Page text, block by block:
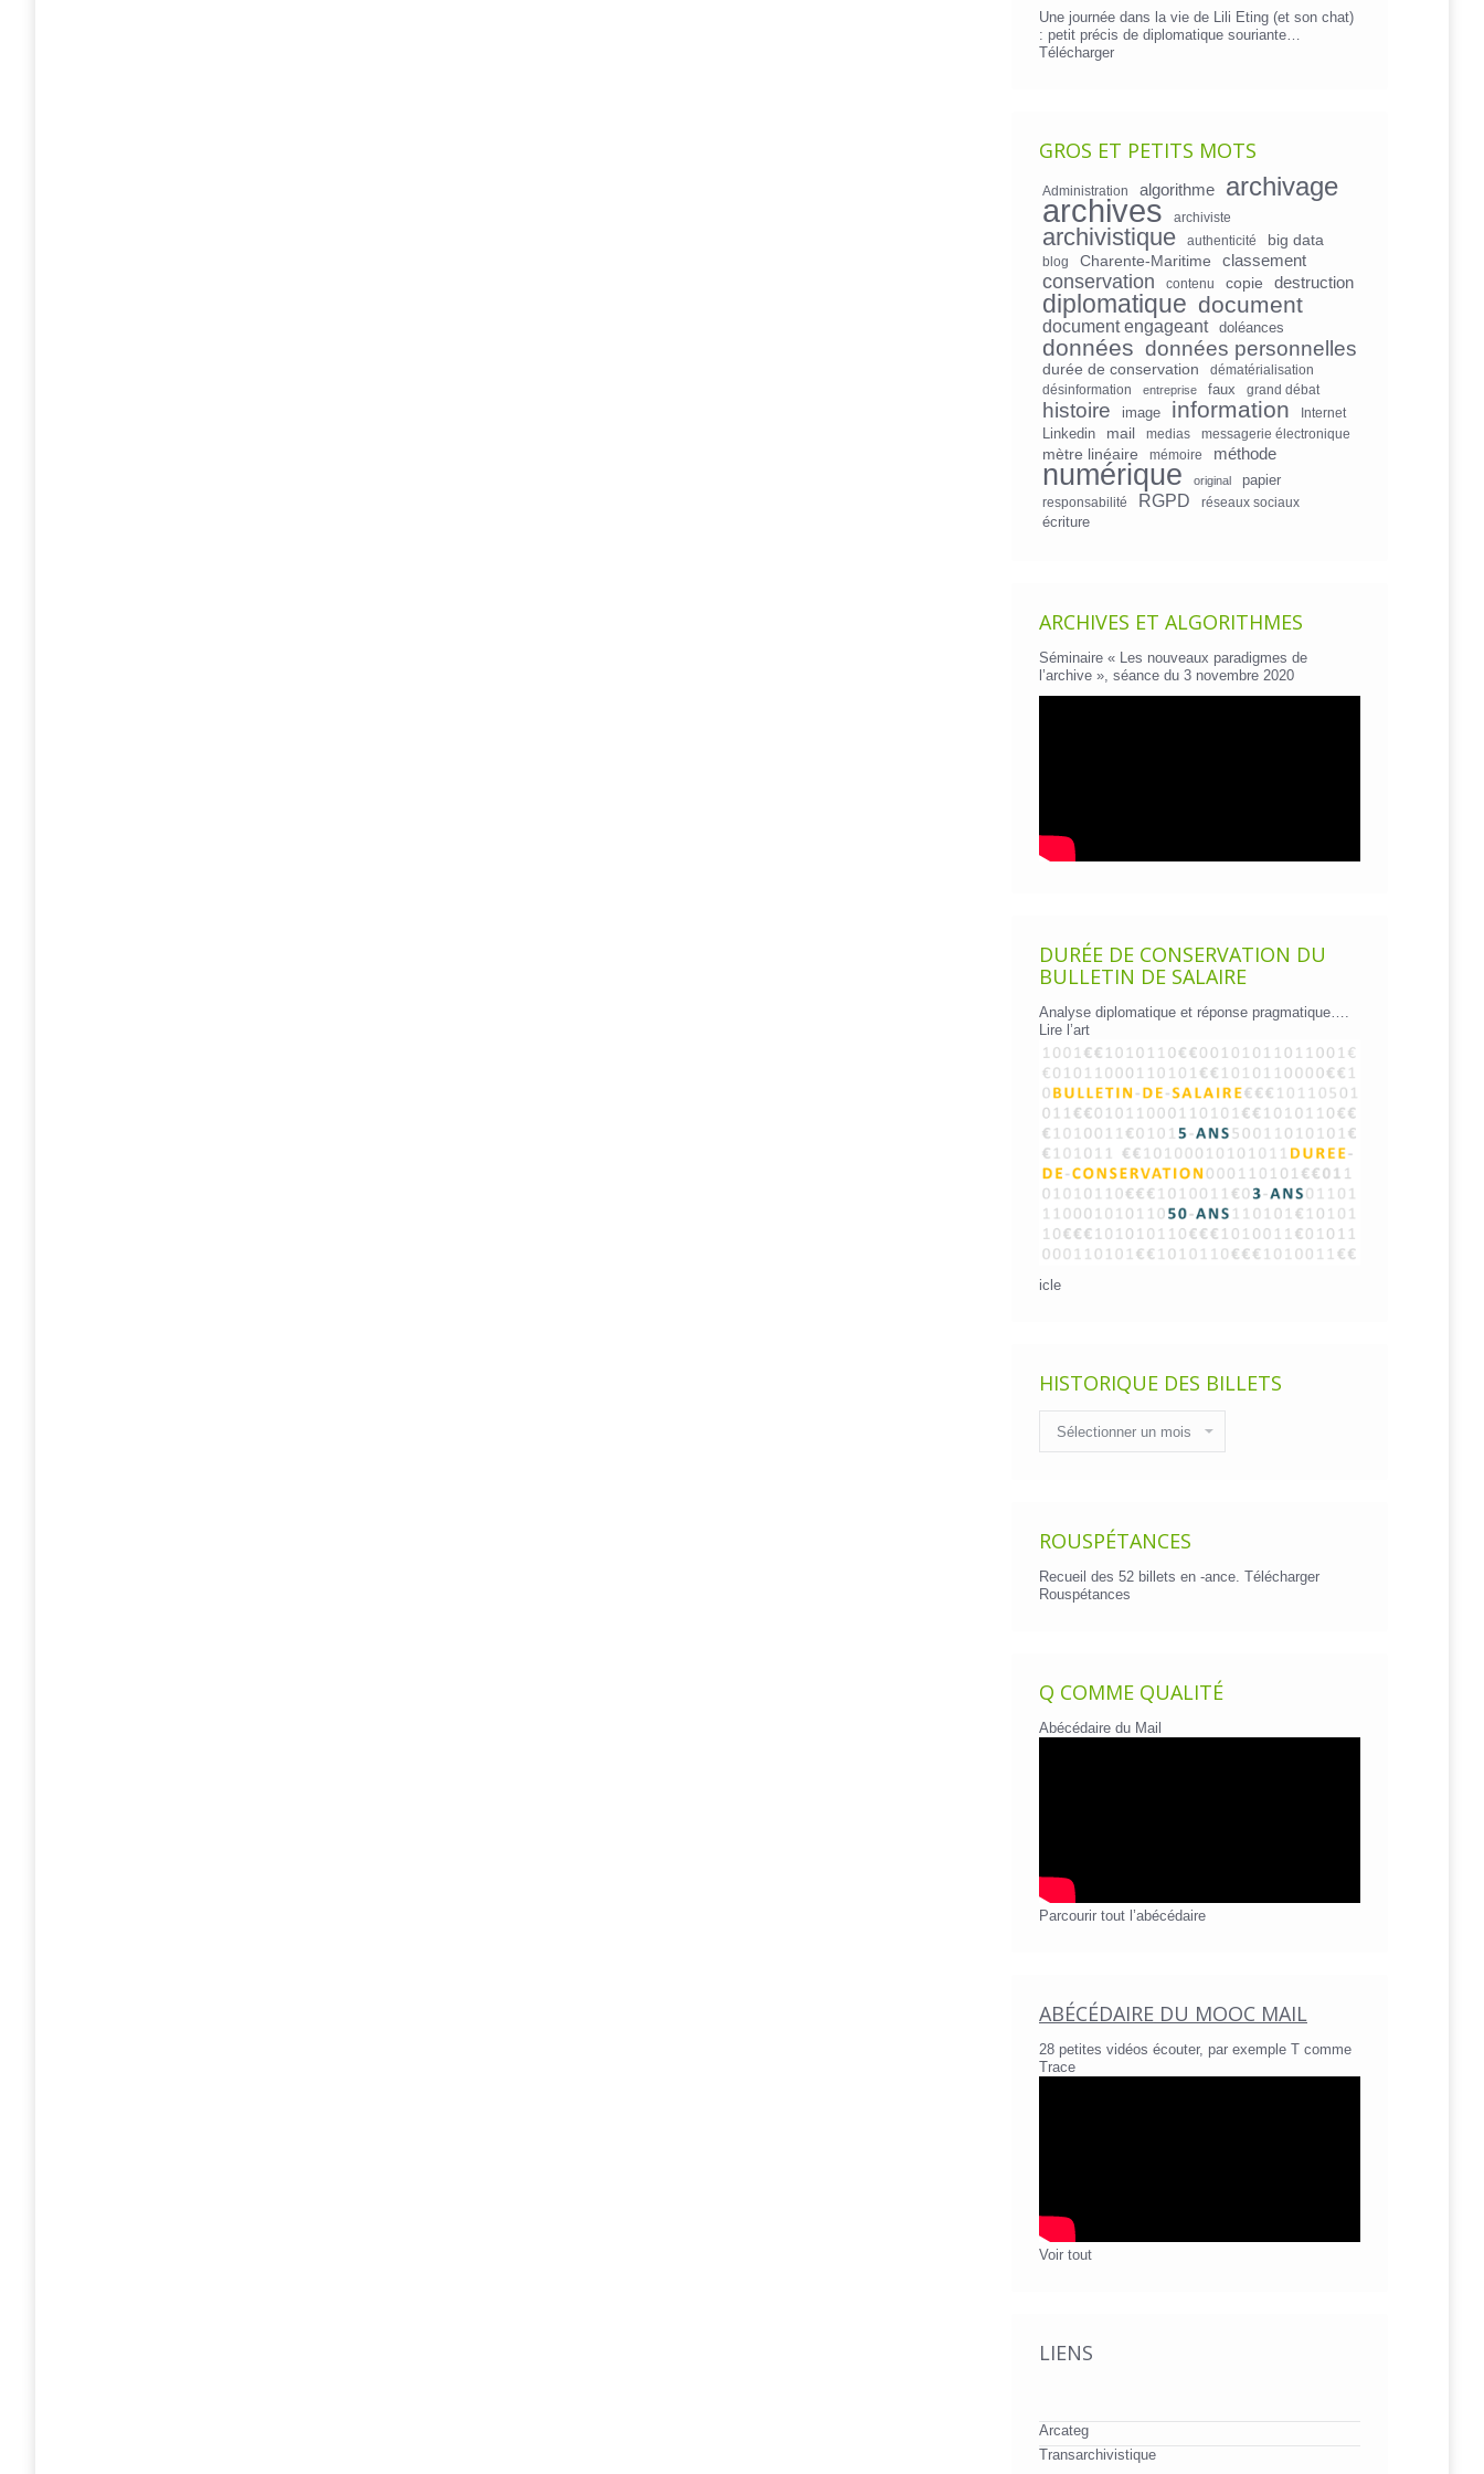
Une journée dans la vie de Lili Eting (et son chat)
: petit précis de diplomatique souriante…
Télécharger
GROS ET PETITS MOTS
Administration algorithme archivage
archives archiviste
archivistique authenticité big data
blog Charente-Maritime classement
conservation contenu copie destruction
diplomatique document
document engageant doléances
données données personnelles
durée de conservation
dématérialisation
désinformation
entreprise faux grand débat
histoire image information Internet
Linkedin mail medias messagerie électronique
mètre linéaire mémoire méthode
numérique original papier
responsabilité RGPD réseaux sociaux
écriture
ARCHIVES ET ALGORITHMES
Séminaire « Les nouveaux paradigmes de
l’archive », séance du 3 novembre 2020
DURÉE DE CONSERVATION DU
BULLETIN DE SALAIRE
Analyse diplomatique et réponse pragmatique….
Lire l’art
icle
HISTORIQUE DES BILLETS
des
billets
ROUSPÉTANCES
Recueil des 52 billets en -ance. Télécharger
Rouspétances
Q COMME QUALITÉ
Abécédaire du Mail
Parcourir tout l’abécédaire
ABÉCÉDAIRE DU MOOC MAIL
28 petites vidéos écouter, par exemple T comme
Trace
Voir tout
LIENS
Arcateg
Transarchivistique